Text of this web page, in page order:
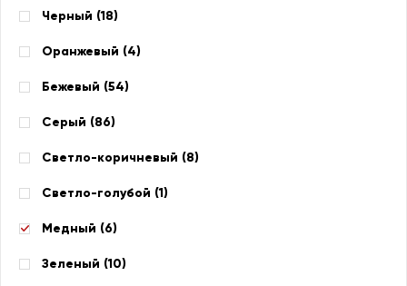
Черный (18)
Оранжевый (4)
Бежевый (54)
Серый (86)
Светло-коричневый (8)
Светло-голубой (1)
Медный (6)
Зеленый (10)